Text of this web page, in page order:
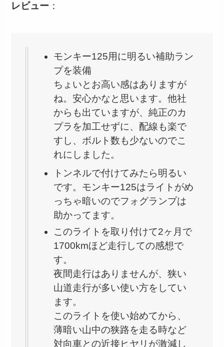
レビュー ：
モンキー125用に明るい補助ラン
プを装備
ちょいとお高い感はありますが
ね。安心かなと思います。他社
からも出ていますが、純正のカ
プラを加工せずに、配線も楽で
すし、ボルト数も少ないのでこ
れにしました。
トンネルで付けてみたら明るい
です。モンキー125はライトがめ
っちゃ暗いのでフォグランプは
助かってます。
このライトを取り付けて2ヶ月で
1700kmほど走行しての感想で
す。
夜間走行はありませんが、狭い
山道走行が多い使い方をしてい
ます。
このライトを使い始めてから、
薄暗い山中の狭路を走る時など
対向車との近接ヒヤリが激減し